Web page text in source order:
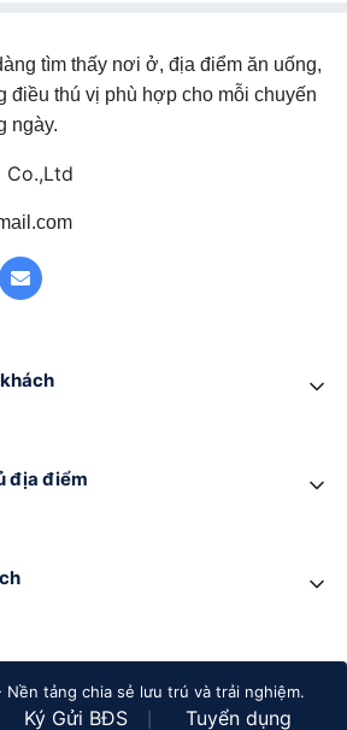
tìm thấy nơi ở, địa điểm ăn uống,
điều thú vị phù hợp cho mỗi chuyến
ngày.
Co.,Ltd
địa điểm
tảng chia sẻ lưu trú và trải nghiệm.
Ký Gửi BĐS Tuyển dụng